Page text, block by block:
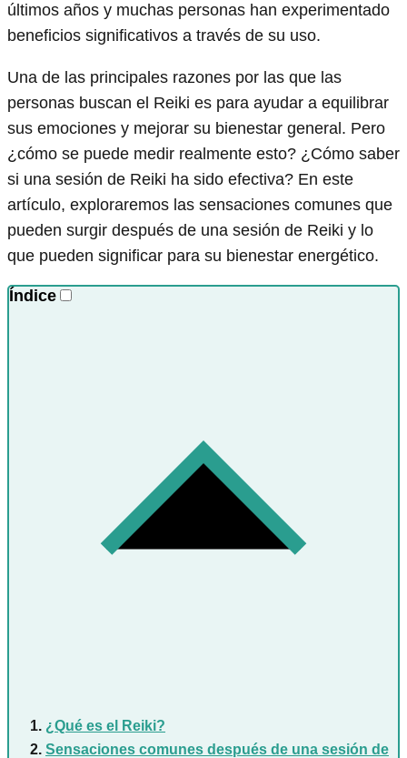
últimos años y muchas personas han experimentado
beneficios significativos a través de su uso.
Una de las principales razones por las que las
personas buscan el Reiki es para ayudar a equilibrar
sus emociones y mejorar su bienestar general. Pero
¿cómo se puede medir realmente esto? ¿Cómo saber
si una sesión de Reiki ha sido efectiva? En este
artículo, exploraremos las sensaciones comunes que
pueden surgir después de una sesión de Reiki y lo
que pueden significar para su bienestar energético.
Índice
¿Qué es el Reiki?
Sensaciones comunes después de una sesión de